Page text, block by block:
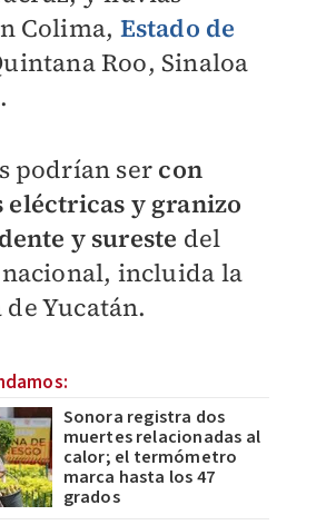
Colima, Estado de
Roo, Sinaloa
podrían sercon
eléctricas y granizo
y sureste del
incluida la
Yucatán.
Sonora registra dos
muertes relacionadas al
calor; el termómetro
marca hasta los 47
grados